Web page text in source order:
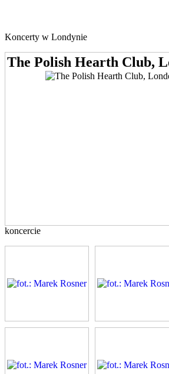
Koncerty w Londynie
The Polish Hearth Club,
koncercie